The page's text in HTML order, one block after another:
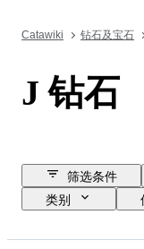
Catawiki 钻石及宝石
J 钻石
筛选条件
类别